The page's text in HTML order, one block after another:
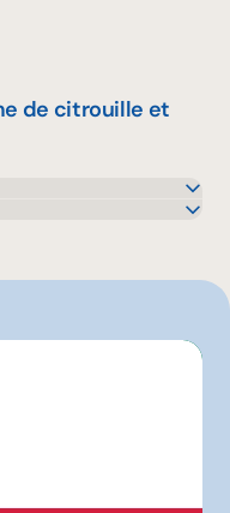
de citrouille et